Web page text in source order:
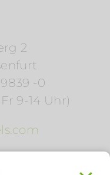
2
9839 -0
9-14 Uhr)